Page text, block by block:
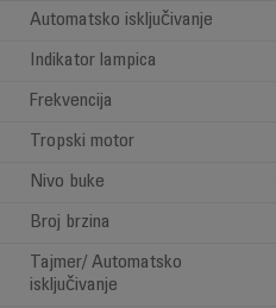
Automatsko isključivanje
Indikator lampica
Frekvencija
Tropski motor
Nivo buke
Broj brzina
Tajmer/ Automatsko
isključivanje